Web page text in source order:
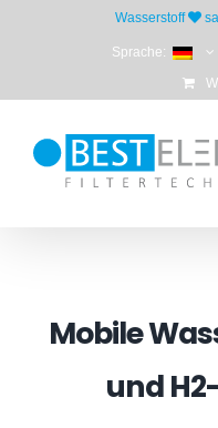
Wasserstoff
Sprache:
Mobile
und